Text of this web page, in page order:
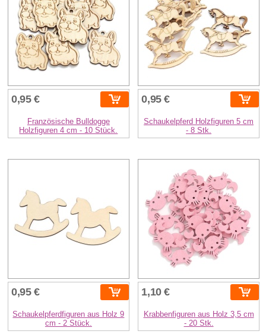
0,95 €
Französische Bulldogge
Holzfiguren 4 cm - 10 Stück.
0,95 €
Schaukelpferd Holzfiguren 5 cm
- 8 Stk.
0,95 €
Schaukelpferdfiguren aus Holz 9
cm - 2 Stück.
1,10 €
Krabbenfiguren aus Holz 3,5 cm
- 20 Stk.